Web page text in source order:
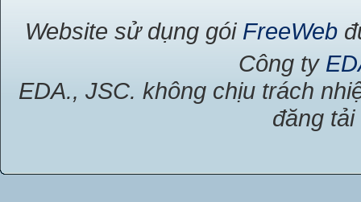
Website sử dụng gói FreeWeb
Công ty
EDA., JSC. không chịu trách
đăng